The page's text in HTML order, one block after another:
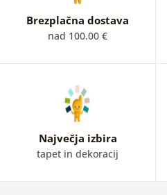
Brezplačna dostava
nad 100.00 €
Največja izbira
tapet in dekoracij